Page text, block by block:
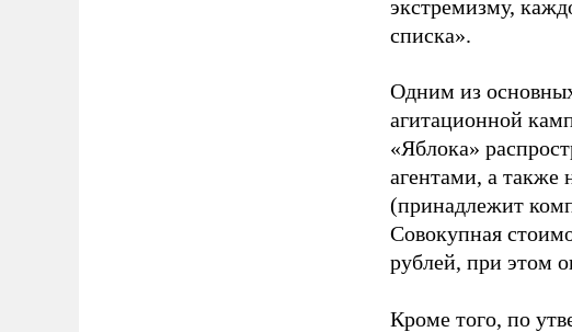
экстремизму,
списка».
Одним из
агитационной
«Яблока»
агентами, а также
(принадлежит
Совокупная
рублей, при этом
Кроме того, по